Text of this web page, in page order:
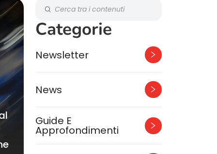
Categorie
Newsletter
News
Guide E
Approfondimenti